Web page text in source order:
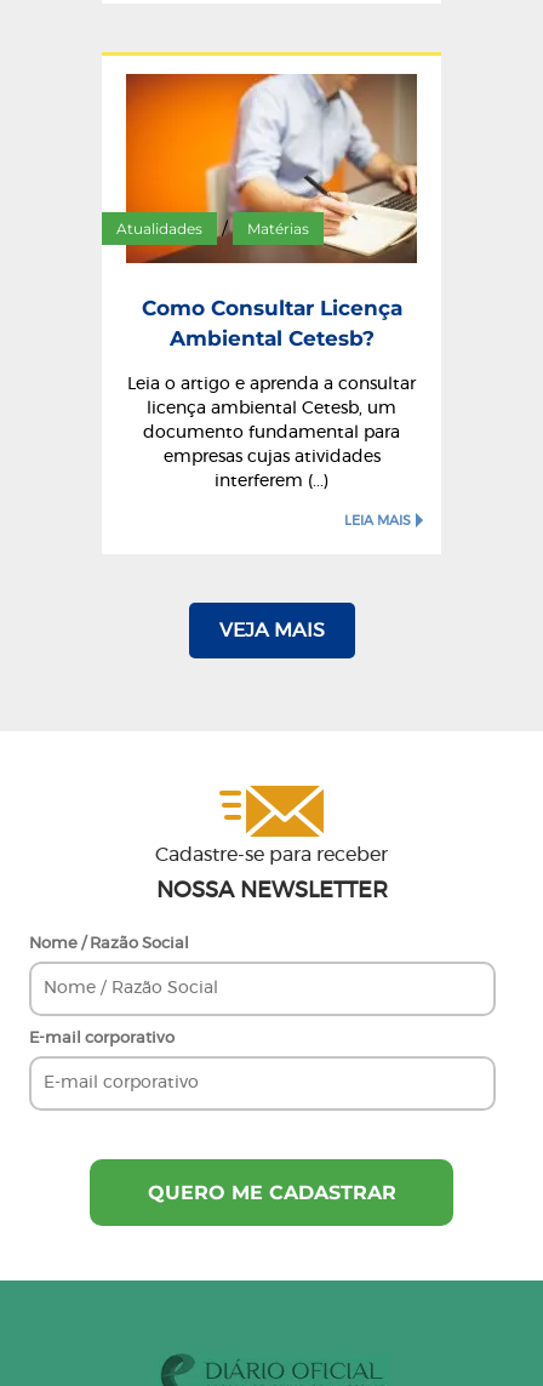
Atualidades / Matérias
Como Consultar Licença
Ambiental Cetesb?
Leia o artigo e aprenda a consultar
licença ambiental Cetesb, um
documento fundamental para
empresas cujas atividades
interferem (...)
LEIA MAIS
VEJA MAIS
Cadastre-se para receber
NOSSA NEWSLETTER
Nome / Razão Social
E-mail corporativo